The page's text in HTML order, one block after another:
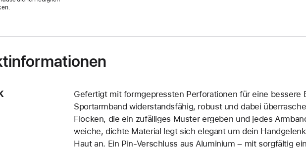
Fenster)
Gefertigt mit formgepressten Perforationen für eine bessere
Sportarmband widerstandsfähig, robust und dabei
Flocken, die ein zufälliges Muster ergeben und jedes
weiche, dichte Material legt sich elegant um dein
Haut an. Ein Pin-Verschluss aus Aluminium – mit sorgfältig